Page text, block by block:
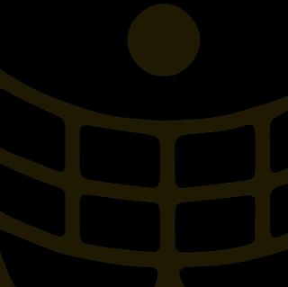
ROAD STAR V1700 ROAD